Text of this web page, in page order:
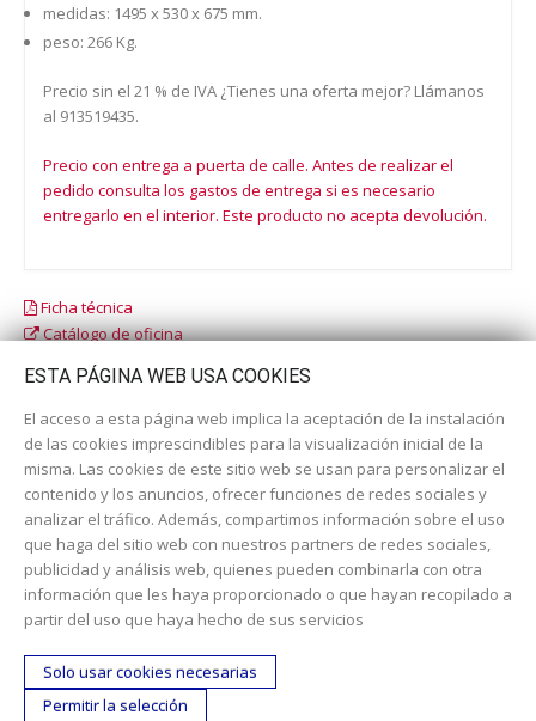
medidas: 1495 x 530 x 675 mm.
peso: 266 Kg.
Precio sin el 21 % de IVA ¿Tienes una oferta mejor? Llámanos
al 913519435.
Precio con entrega a puerta de calle. Antes de realizar el
pedido consulta los gastos de entrega si es necesario
entregarlo en el interior. Este producto no acepta devolución.
Ficha técnica
Catálogo de oficina
Catálogo escolar
Dirección:c/ Cercedilla nº 14, 28925 Alcorcón
Email:contacta aquí
Teléfono:913519435
ESTA PÁGINA WEB USA COOKIES
El acceso a esta página web implica la aceptación de la instalación
de las cookies imprescindibles para la visualización inicial de la
misma. Las cookies de este sitio web se usan para personalizar el
contenido y los anuncios, ofrecer funciones de redes sociales y
analizar el tráfico. Además, compartimos información sobre el uso
que haga del sitio web con nuestros partners de redes sociales,
publicidad y análisis web, quienes pueden combinarla con otra
información que les haya proporcionado o que hayan recopilado a
partir del uso que haya hecho de sus servicios
Solo usar cookies necesarias
Permitir la selección